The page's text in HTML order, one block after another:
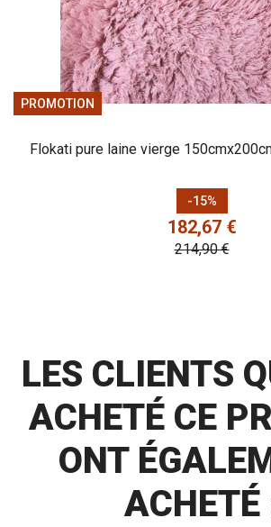
PROMOTION
Flokati pure laine vierge
-15%
Prix
182,67 €
Prix de
214,90 €
LES CLIENTS
ACHETÉ CE
ONT
ACHETÉ